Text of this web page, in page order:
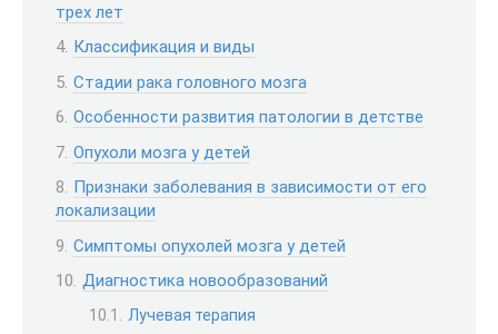
трех лет
Классификация и виды
Стадии рака головного мозга
Особенности развития патологии в детстве
Опухоли мозга у детей
Признаки заболевания в зависимости от его
локализации
Симптомы опухолей мозга у детей
Диагностика новообразований
Лучевая терапия